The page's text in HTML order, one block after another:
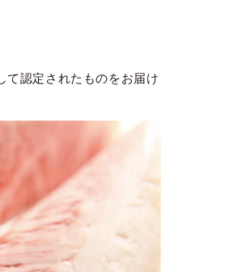
て認定されたものをお届け